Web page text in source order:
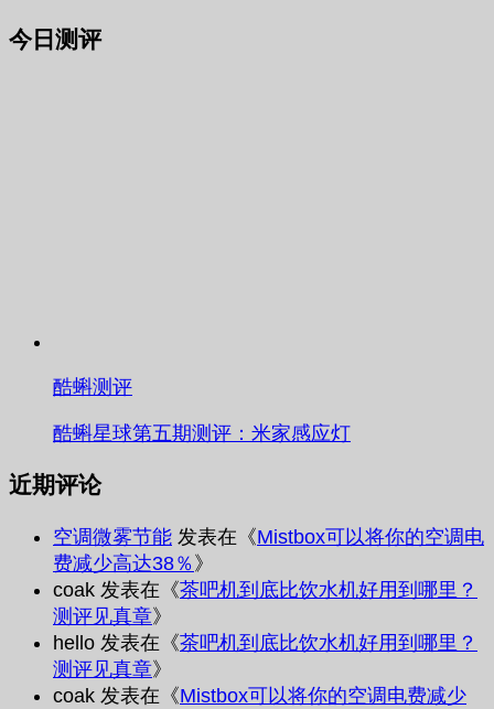
今日测评
酷蝌测评
酷蝌星球第五期测评：米家感应灯
近期评论
空调微雾节能 发表在《Mistbox可以将你的空调电
费减少高达38％ 》
coak 发表在《茶吧机到底比饮水机好用到哪里？
测评见真章》
hello 发表在《茶吧机到底比饮水机好用到哪里？
测评见真章》
coak 发表在《Mistbox可以将你的空调电费减少